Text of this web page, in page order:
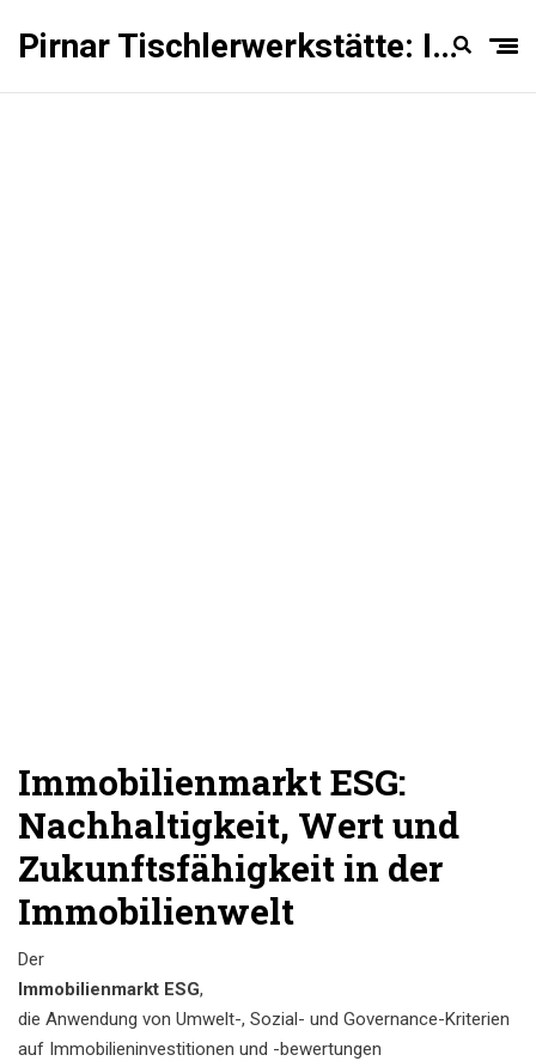
Pirnar Tischlerwerkstätte: Innentüren Experten
Immobilienmarkt ESG:
Nachhaltigkeit, Wert und
Zukunftsfähigkeit in der
Immobilienwelt
Der
Immobilienmarkt ESG,
die Anwendung von Umwelt-, Sozial- und Governance-Kriterien
auf Immobilieninvestitionen und -bewertungen